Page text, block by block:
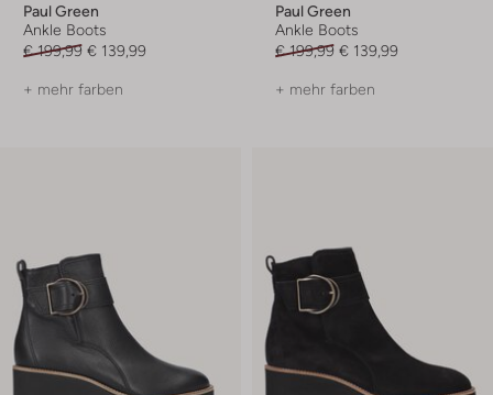
Paul Green
Ankle Boots
€ 199,99 € 139,99
+ mehr farben
Paul Green
Ankle Boots
€ 199,99 € 139,99
+ mehr farben